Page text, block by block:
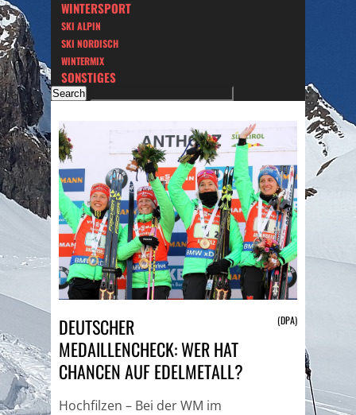
WINTERSPORT
SKI ALPIN
SKI NORDISCH
WINTERMIX
SONSTIGES
DEUTSCHER
MEDAILLENCHECK: WER HAT
CHANCEN AUF EDELMETALL?
(DPA)
Hochfilzen – Bei der WM im